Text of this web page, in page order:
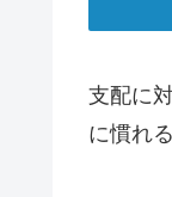
支配に
に慣れ